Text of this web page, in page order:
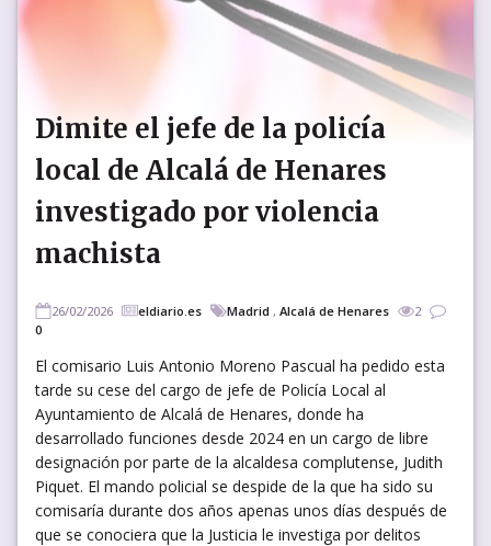
Dimite el jefe de la policía
local de Alcalá de Henares
investigado por violencia
machista
26/02/2026 eldiario.es Madrid , Alcalá de Henares
2
0
El comisario Luis Antonio Moreno Pascual ha pedido esta
tarde su cese del cargo de jefe de Policía Local al
Ayuntamiento de Alcalá de Henares, donde ha
desarrollado funciones desde 2024 en un cargo de libre
designación por parte de la alcaldesa complutense, Judith
Piquet. El mando policial se despide de la que ha sido su
comisaría durante dos años apenas unos días después de
que se conociera que la Justicia le investiga por delitos